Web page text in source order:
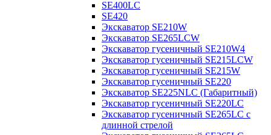
SE400LC
SE420
Экскаватор SE210W
Экскаватор SE265LCW
Экскаватор гусеничный SE210W4
Экскаватор гусеничный SE215LCW
Экскаватор гусеничный SE215W
Экскаватор гусеничный SE220
Экскаватор SE225NLC (Габаритный)
Экскаватор гусеничный SE220LC
Экскаватор гусеничный SE265LC с
длинной стрелой